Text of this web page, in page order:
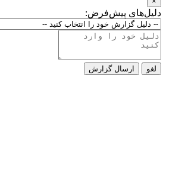
دلیل‌های پیش‌فرض:
ارسال گزارش